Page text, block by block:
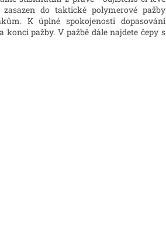
zasazen do taktické polymerové pažby
K úplné spokojenosti dopasování
pažby. V pažbě dále najdete čepy s